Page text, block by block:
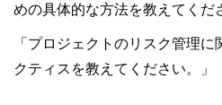
めの具体的な方法を教えてくだ
「プロジェクトのリスク管理に
クティスを教えてください。」